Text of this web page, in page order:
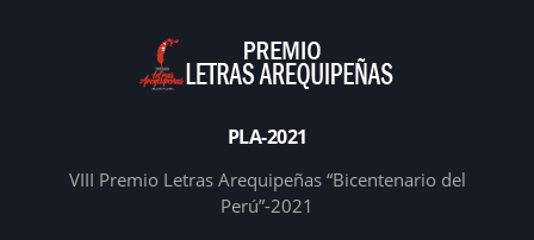
PLA-2021
VIII Premio Letras Arequipeñas “Bicentenario del
Perú”-2021